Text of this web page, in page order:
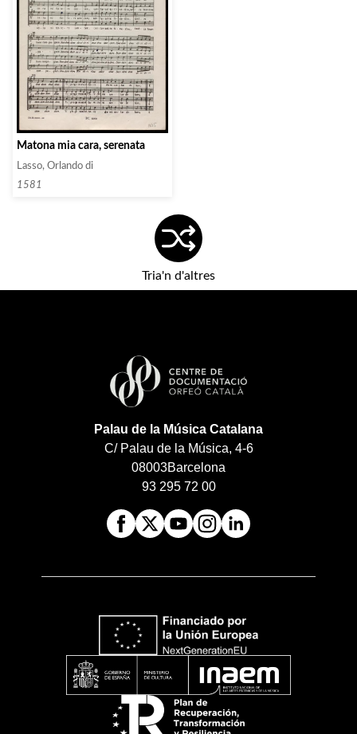
Matona mia cara, serenata
Lasso, Orlando di
1581
Tria'n d'altres
Palau de la Música Catalana
C/ Palau de la Música, 4-6
08003Barcelona
93 295 72 00